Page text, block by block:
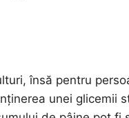
însă pentru
unei glicemii